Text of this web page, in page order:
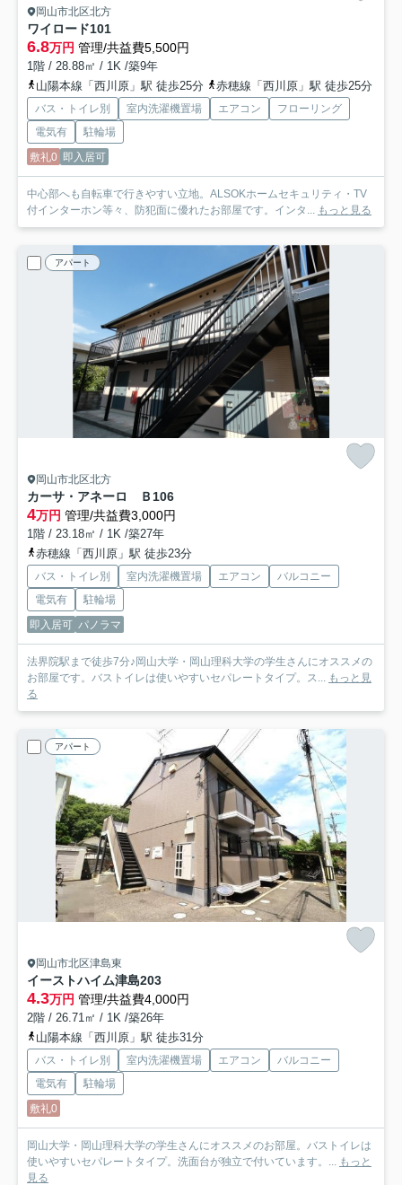
岡山市北区北方
ワイロード101
6.8万円 管理/共益費5,500円
1階 / 28.88㎡ / 1K /築9年
山陽本線「西川原」駅 徒歩25分
赤穂線「西川原」駅 徒歩25分
バス・トイレ別 室内洗濯機置場 エアコン
フローリング
電気有
駐輪場
敷礼0 即入居可
中心部へも自転車で行きやすい立地。ALSOKホームセキュリティ・TV
付インターホン等々、防犯面に優れたお部屋です。インタ...
もっと見る
アパート
岡山市北区北方
カーサ・アネーロ Ｂ 106
4万円 管理/共益費3,000円
1階 / 23.18㎡ / 1K /築27年
赤穂線「西川原」駅 徒歩23分
バス・トイレ別 室内洗濯機置場 エアコン
バルコニー
電気有
駐輪場
即入居可 パノラマ
法界院駅まで徒歩7分♪岡山大学・岡山理科大学の学生さんにオススメの
お部屋です。バストイレは使いやすいセパレートタイプ。ス...
もっと見
る
アパート
岡山市北区津島東
イーストハイム津島203
4.3万円 管理/共益費4,000円
2階 / 26.71㎡ / 1K /築26年
山陽本線「西川原」駅 徒歩31分
バス・トイレ別 室内洗濯機置場 エアコン
バルコニー
電気有
駐輪場
敷礼0
岡山大学・岡山理科大学の学生さんにオススメのお部屋。バストイレは
使いやすいセパレートタイプ。洗面台が独立で付いています。...
もっと
見る